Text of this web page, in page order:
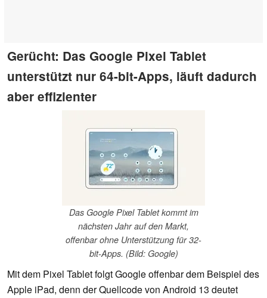
Gerücht: Das Google Pixel Tablet
unterstützt nur 64-bit-Apps, läuft dadurch
aber effizienter
Das Google Pixel Tablet kommt im
nächsten Jahr auf den Markt,
offenbar ohne Unterstützung für 32-
bit-Apps. (Bild: Google)
Mit dem Pixel Tablet folgt Google offenbar dem Beispiel des
Apple iPad, denn der Quellcode von Android 13 deutet